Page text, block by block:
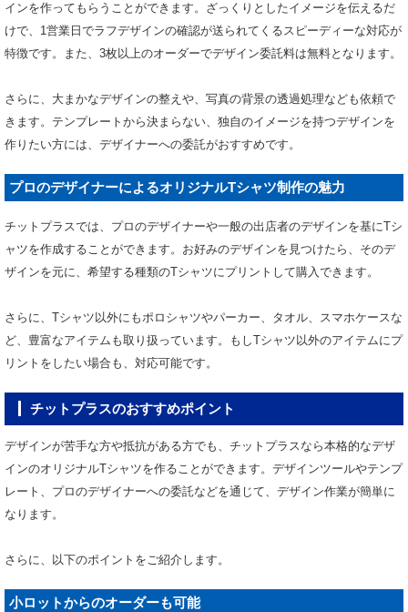
インを作ってもらうことができます。ざっくりとしたイメージを伝えるだ
けで、1営業日でラフデザインの確認が送られてくるスピーディーな対応が
特徴です。また、3枚以上のオーダーでデザイン委託料は無料となります。
さらに、大まかなデザインの整えや、写真の背景の透過処理なども依頼で
きます。テンプレートから決まらない、独自のイメージを持つデザインを
作りたい方には、デザイナーへの委託がおすすめです。
プロのデザイナーによるオリジナルTシャツ制作の魅力
チットプラスでは、プロのデザイナーや一般の出店者のデザインを基にTシ
ャツを作成することができます。お好みのデザインを見つけたら、そのデ
ザインを元に、希望する種類のTシャツにプリントして購入できます。
さらに、Tシャツ以外にもポロシャツやパーカー、タオル、スマホケースな
ど、豊富なアイテムも取り扱っています。もしTシャツ以外のアイテムにプ
リントをしたい場合も、対応可能です。
チットプラスのおすすめポイント
デザインが苦手な方や抵抗がある方でも、チットプラスなら本格的なデザ
インのオリジナルTシャツを作ることができます。デザインツールやテンプ
レート、プロのデザイナーへの委託などを通じて、デザイン作業が簡単に
なります。
さらに、以下のポイントをご紹介します。
小ロットからのオーダーも可能